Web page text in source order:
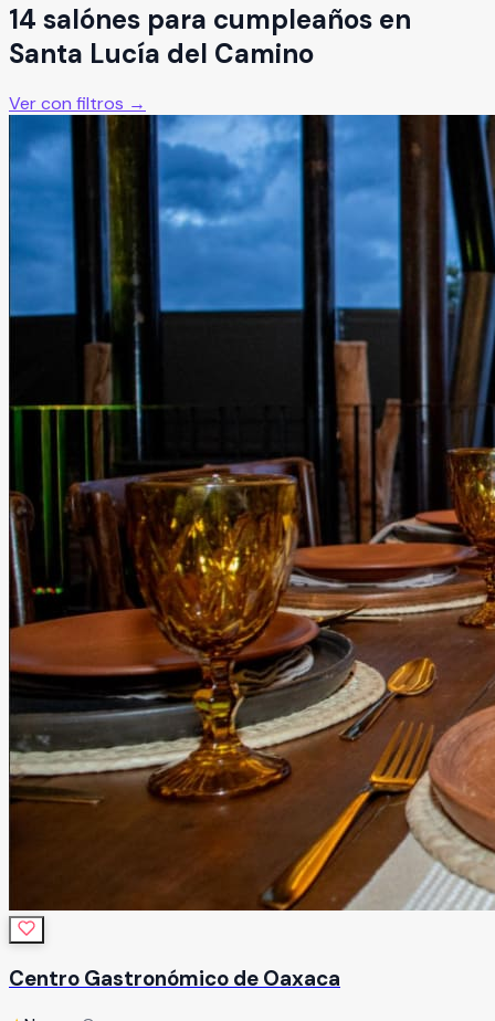
14 salónes para cumpleaños en
Santa Lucía del Camino
Ver con filtros →
Centro Gastronómico de Oaxaca